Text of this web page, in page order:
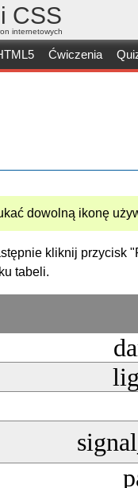
CSS
internetowych
Ćwiczenia
dowolną ikonę
kliknij przycisk
tabeli.